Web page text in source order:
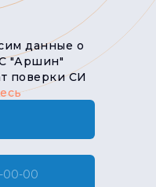
данные о
"Аршин"
поверки СИ